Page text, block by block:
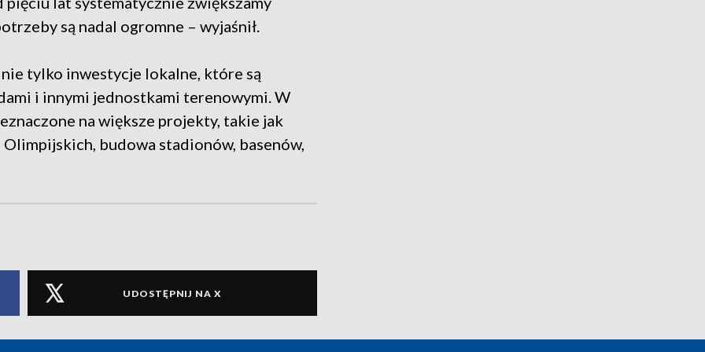
są nadal ogromne – wyjaśnił.
tylko inwestycje lokalne, które są
i innymi jednostkami terenowymi. W
na większe projekty, takie jak
budowa stadionów, basenów,
UDOSTĘPNIJ NA X